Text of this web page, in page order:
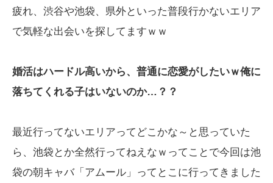
疲れ、渋谷や池袋、県外といった普段行かないエリア
で気軽な出会いを探してますｗｗ
婚活はハードル高いから、普通に恋愛がしたいｗ俺に
落ちてくれる子はいないのか…？？
最近行ってないエリアってどこかな～と思っていた
ら、池袋とか全然行ってねえなｗってことで今回は池
袋の朝キャバ「アムール」ってとこに行ってきました